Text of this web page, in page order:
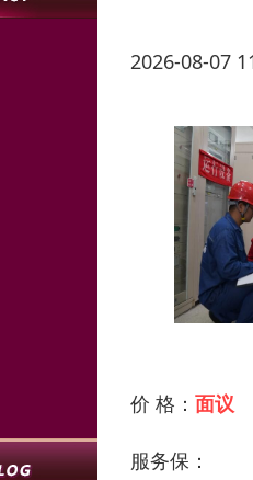
2026-08-07
价 格： 面议
服务保：